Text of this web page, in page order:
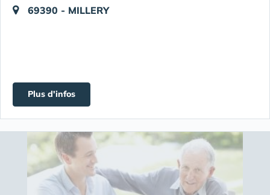
69390 - MILLERY
Plus d'infos